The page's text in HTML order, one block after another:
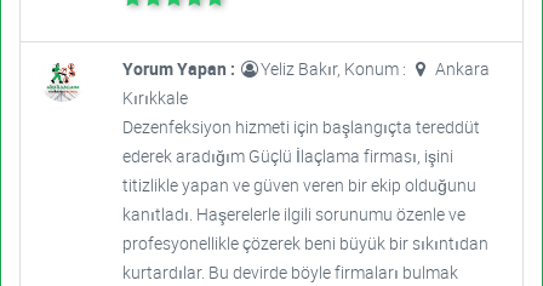
Yorum Yapan : Yeliz Bakır, Konum :
Ankara
Kırıkkale
Dezenfeksiyon hizmeti için başlangıçta tereddüt
ederek aradığım Güçlü İlaçlama firması, işini
titizlikle yapan ve güven veren bir ekip olduğunu
kanıtladı. Haşerelerle ilgili sorunumu özenle ve
profesyonellikle çözerek beni büyük bir sıkıntıdan
kurtardılar. Bu devirde böyle firmaları bulmak